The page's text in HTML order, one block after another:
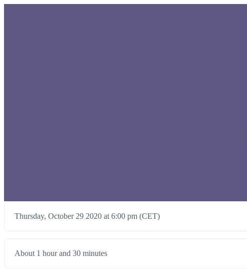
Thursday, October 29 2020 at 6:00 pm (CET)
About 1 hour and 30 minutes